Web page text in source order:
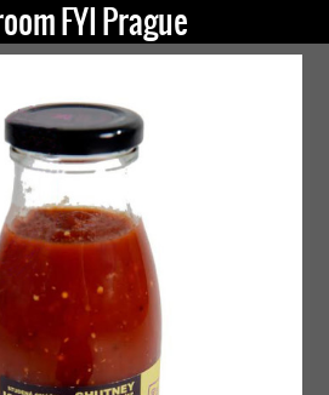
FYI Prague